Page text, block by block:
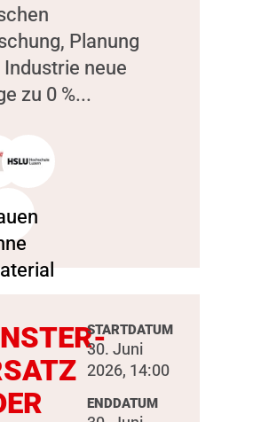
Planung
Industrie neue
zu 0 %...
STARTDATUM
30. Juni
2026, 14:00
ENDDATUM